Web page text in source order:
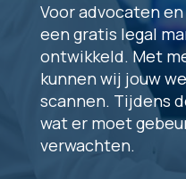
Voor advocaten
een gratis legal
ontwikkeld. Met
kunnen wij jouw
scannen. Tijdens
wat er moet
verwachten.